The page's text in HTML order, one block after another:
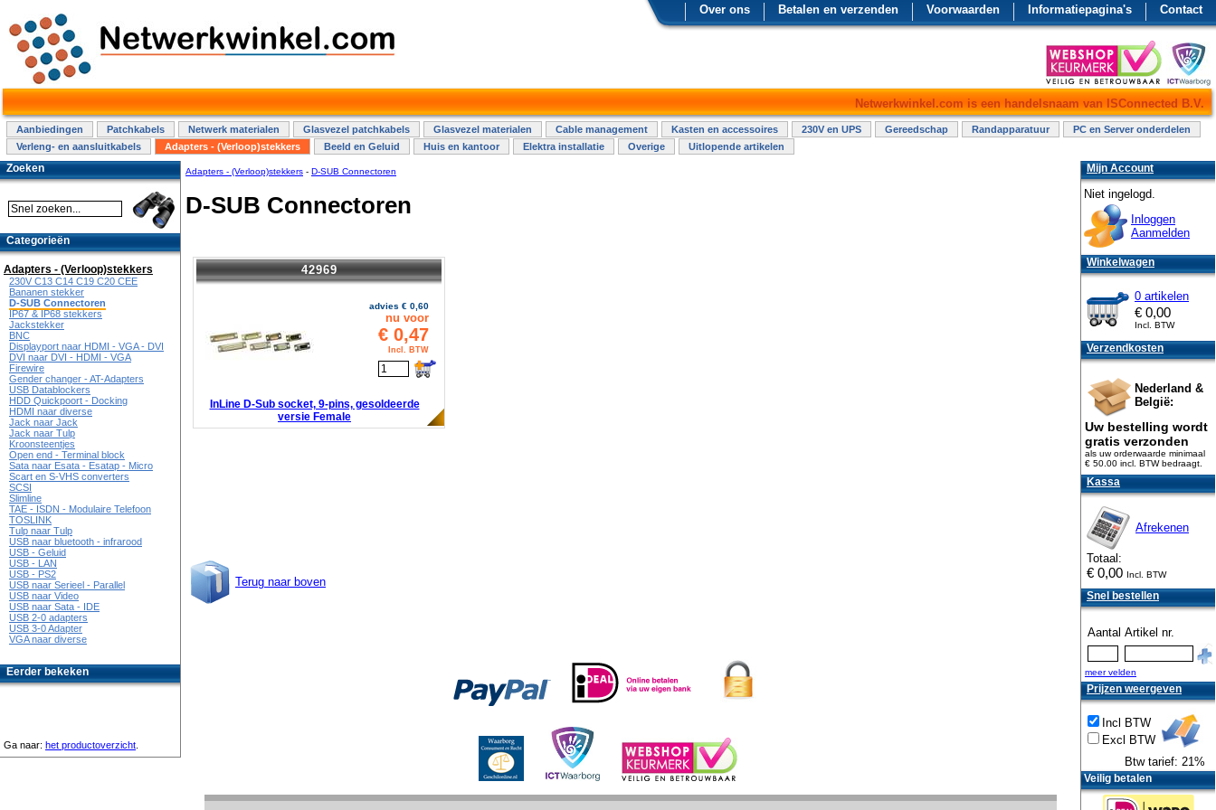
Contact
Informatiepagina's
Voorwaarden
Betalen en verzenden
Over ons
Netwerkwinkel.com is een handelsnaam van ISConnected B.V.
Aanbiedingen Patchkabels Netwerk materialen Glasvezel patchkabels Glasvezel materialen Cable management Kasten en accessoires 230V en UPS Gereedschap Randapparatuur
PC en Server onderdelen
Verleng- en aansluitkabels
Adapters - (Verloop)stekkers Beeld en Geluid Huis en kantoor Elektra installatie Overige Uitlopende artikelen
Adapters - (Verloop)stekkers - D-SUB Connectoren
D-SUB Connectoren
42969
advies € 0,60
nu voor
€ 0,47
Incl. BTW
InLine D-Sub socket, 9-pins, gesoldeerde
versie Female
Terug naar boven
Zoeken
Categorieën
Adapters - (Verloop)stekkers
230V C13 C14 C19 C20 CEE
Bananen stekker
D-SUB Connectoren
IP67 & IP68 stekkers
Jackstekker
BNC
Displayport naar HDMI - VGA - DVI
DVI naar DVI - HDMI - VGA
Firewire
Gender changer - AT-Adapters
USB Datablockers
HDD Quickpoort - Docking
HDMI naar diverse
Jack naar Jack
Jack naar Tulp
Kroonsteentjes
Open end - Terminal block
Sata naar Esata - Esatap - Micro
Scart en S-VHS converters
SCSI
Slimline
TAE - ISDN - Modulaire Telefoon
TOSLINK
Tulp naar Tulp
USB naar bluetooth - infrarood
USB - Geluid
USB - LAN
USB - PS2
USB naar Serieel - Parallel
USB naar Video
USB naar Sata - IDE
USB 2-0 adapters
USB 3-0 Adapter
VGA naar diverse
Eerder bekeken
Ga naar: het productoverzicht
Mijn Account
Niet ingelogd.
Inloggen
Aanmelden
Winkelwagen
0 artikelen
€ 0,00
Incl. BTW
Verzendkosten
Nederland &
België:
Uw bestelling wordt
gratis verzonden
als uw orderwaarde minimaal
€ 50.00 incl. BTWbedraagt.
Kassa
Afrekenen
Totaal:
€ 0,00 Incl. BTW
Snel bestellen
Aantal Artikel nr.
meer velden
Prijzen weergeven
Incl BTW
Excl BTW
Btw tarief: 21%
Veilig betalen